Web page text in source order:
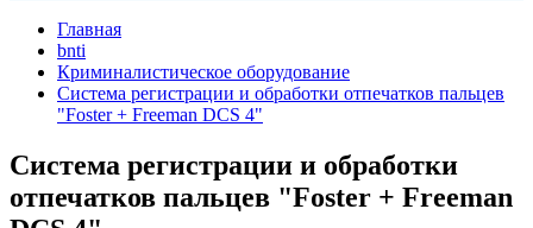
Главная
bnti
Криминалистическое оборудование
Система регистрации и обработки отпечатков пальцев
"Foster + Freeman DCS 4"
Система регистрации и обработки
отпечатков пальцев "Foster + Freeman